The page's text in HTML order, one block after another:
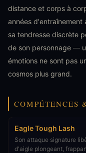
distance et corps à
années d'entraînement
sa tendresse discrète
de son personnage —
émotions ne sont pas
cosmos plus grand.
COMPÉTENCES
Eagle Tough Lash
Son attaque signature
d'aigle plongeant,